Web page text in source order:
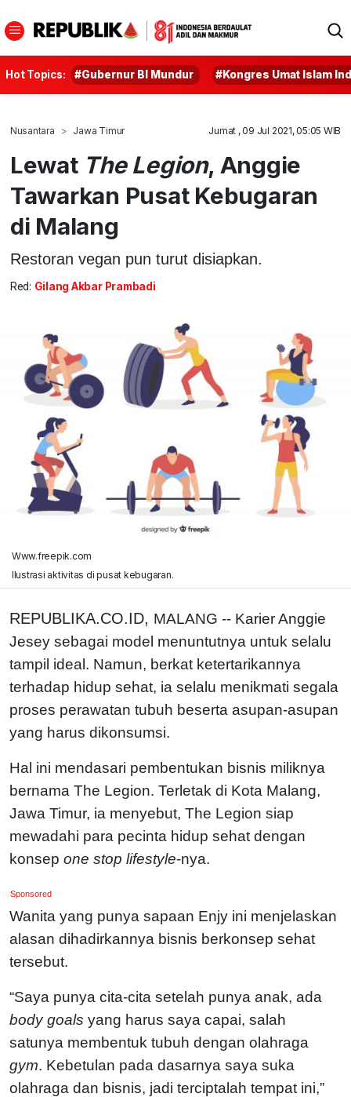
Hot Topics: #Gubernur BI Mundur #Kongres Umat Islam
Nusantara Jawa Timur Jumat , 09 Jul 2021, 05:05 WIB
Lewat The Legion, Anggie
Tawarkan Pusat Kebugaran
di Malang
Restoran vegan pun turut disiapkan.
Red: Gilang Akbar Prambadi
Www.freepik.com
Ilustrasi aktivitas di pusat kebugaran.
REPUBLIKA.CO.ID, MALANG -- Karier Anggie
Jesey sebagai model menuntutnya untuk selalu
tampil ideal. Namun, berkat ketertarikannya
terhadap hidup sehat, ia selalu menikmati segala
proses perawatan tubuh beserta asupan-asupan
yang harus dikonsumsi.
Hal ini mendasari pembentukan bisnis miliknya
bernama The Legion. Terletak di Kota Malang,
Jawa Timur, ia menyebut, The Legion siap
mewadahi para pecinta hidup sehat dengan
konsep one stop lifestyle-nya.
Sponsored
Wanita yang punya sapaan Enjy ini menjelaskan
alasan dihadirkannya bisnis berkonsep sehat
tersebut.
“Saya punya cita-cita setelah punya anak, ada
body goals yang harus saya capai, salah
satunya membentuk tubuh dengan olahraga
gym. Kebetulan pada dasarnya saya suka
olahraga dan bisnis, jadi terciptalah tempat ini,”